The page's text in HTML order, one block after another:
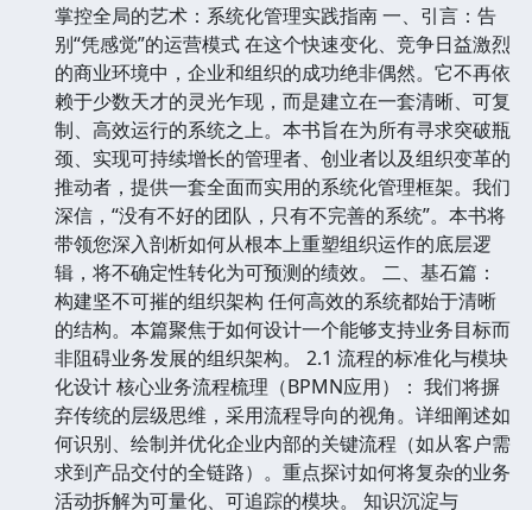
掌控全局的艺术：系统化管理实践指南 一、引言：告
别“凭感觉”的运营模式 在这个快速变化、竞争日益激烈
的商业环境中，企业和组织的成功绝非偶然。它不再依
赖于少数天才的灵光乍现，而是建立在一套清晰、可复
制、高效运行的系统之上。本书旨在为所有寻求突破瓶
颈、实现可持续增长的管理者、创业者以及组织变革的
推动者，提供一套全面而实用的系统化管理框架。我们
深信，“没有不好的团队，只有不完善的系统”。本书将
带领您深入剖析如何从根本上重塑组织运作的底层逻
辑，将不确定性转化为可预测的绩效。 二、基石篇：
构建坚不可摧的组织架构 任何高效的系统都始于清晰
的结构。本篇聚焦于如何设计一个能够支持业务目标而
非阻碍业务发展的组织架构。 2.1 流程的标准化与模块
化设计 核心业务流程梳理（BPMN应用）： 我们将摒
弃传统的层级思维，采用流程导向的视角。详细阐述如
何识别、绘制并优化企业内部的关键流程（如从客户需
求到产品交付的全链路）。重点探讨如何将复杂的业务
活动拆解为可量化、可追踪的模块。 知识沉淀与